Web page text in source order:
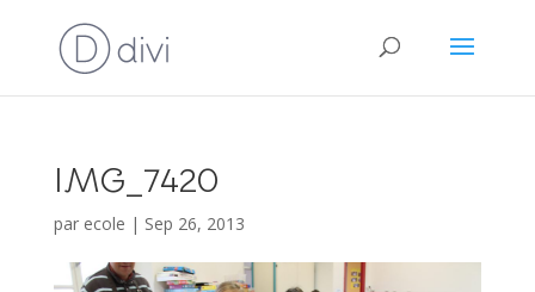
IMG_7420
par ecole | Sep 26, 2013